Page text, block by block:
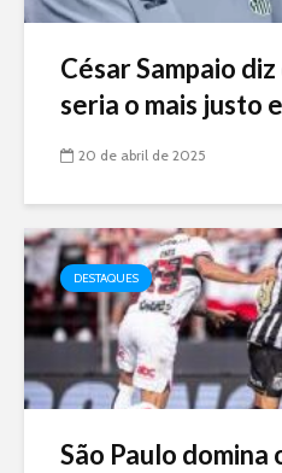
César Sampaio
seria o mais justo
20 de abril de 2025
DESTAQUES
São Paulo domina